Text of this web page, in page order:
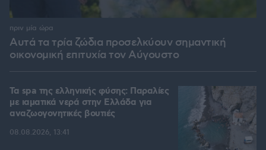
Αυτά τα τρία ζώδια προσελκύουν σημαντική
οικονομική επιτυχία τον Αύγουστο
πριν μία ώρα
Τα spa της ελληνικής φύσης: Παραλίες
με ιαματικά νερά στην Ελλάδα για
αναζωογονητικές βουτιές
08.08.2026, 13:41